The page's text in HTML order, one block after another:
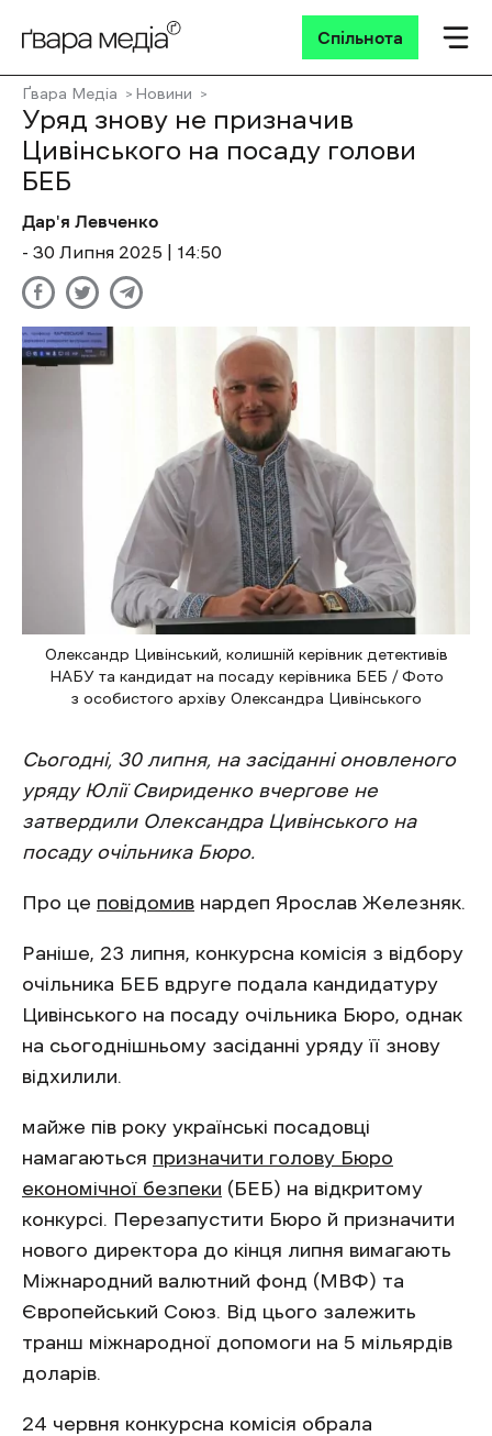
Спільнота
Ґвара Медіа Новини
Уряд знову не призначив
Цивінського на посаду голови
БЕБ
Дар'я Левченко
- 30 Липня 2025 | 14:50
Олександр Цивінський, колишній керівник детективів
НАБУ та кандидат на посаду керівника БЕБ / Фото
з особистого архіву Олександра Цивінського
Сьогодні, 30 липня, на засіданні оновленого
уряду Юлії Свириденко вчергове не
затвердили Олександра Цивінського на
посаду очільника Бюро.
Про це повідомив нардеп Ярослав Железняк.
Раніше, 23 липня, конкурсна комісія з відбору
очільника БЕБ вдруге подала кандидатуру
Цивінського на посаду очільника Бюро, однак
на сьогоднішньому засіданні уряду її знову
відхилили.
майже пів року українські посадовці
намагаються призначити голову Бюро
економічної безпеки (БЕБ) на відкритому
конкурсі. Перезапустити Бюро й призначити
нового директора до кінця липня вимагають
Міжнародний валютний фонд (МВФ) та
Європейський Союз. Від цього залежить
транш міжнародної допомоги на 5 мільярдів
доларів.
24 червня конкурсна комісія обрала